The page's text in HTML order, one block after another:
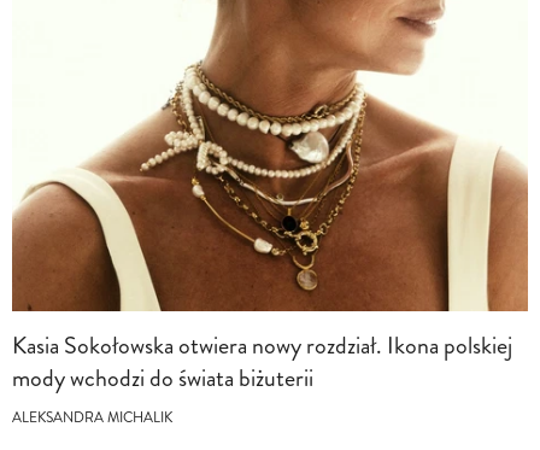
Kasia Sokołowska otwiera nowy rozdział. Ikona polskiej
mody wchodzi do świata biżuterii
ALEKSANDRA MICHALIK